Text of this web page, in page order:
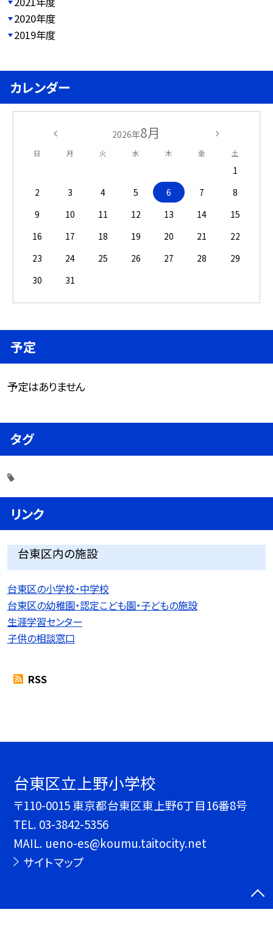
2020年度
2019年度
カレンダー
2026年8月
日 月 火 水 木 金 土
1
2
3 4 5 6 7
8
9
10 11 12 13 14
15
16
17 18 19 20 21
22
23
24 25 26 27 28
29
30
31
予定
予定はありません
タグ
リンク
台東区内の施設
台東区の小学校・中学校
台東区の幼稚園・認定こども園・子どもの施設
生涯学習センター
子供の相談窓口
RSS
台東区立上野小学校
〒110-0015 東京都台東区東上野6丁目16番8号
TEL. 03-3842-5356
MAIL. ueno-es@koumu.taitocity.net
サイトマップ